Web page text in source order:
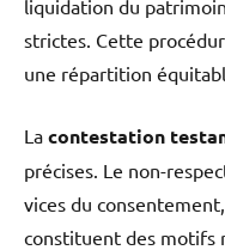
liquidation du
strictes. Cette
une répartition
La contestation
précises. Le non-
vices du
constituent des motifs